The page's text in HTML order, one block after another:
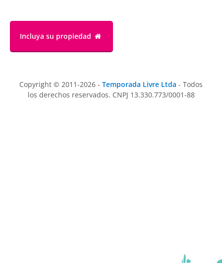
Incluya su propiedad
Copyright © 2011-2026 - Temporada Livre Ltda - Todos
los derechos reservados. CNPJ 13.330.773/0001-88